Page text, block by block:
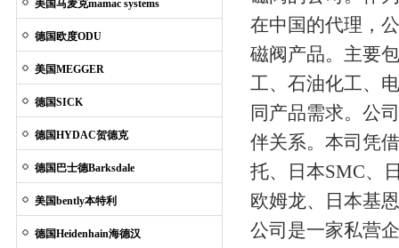
美国马麦克mamac systems
德国欧度ODU
美国MEGGER
德国SICK
德国HYDAC贺德克
德国巴士德Barksdale
美国bently本特利
德国Heidenhain海德汉
在中国的代理，
磁阀产品。主要
工、石油化工、
同产品需求。公
伴关系。本司凭
托、日本SMC、
欧姆龙、日本基
公司是一家私营